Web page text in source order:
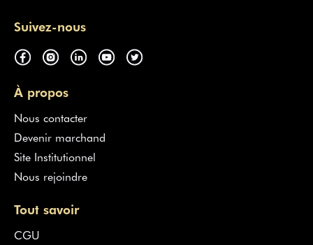
Suivez-nous
À propos
Nous contacter
Devenir marchand
Site Institutionnel
Nous rejoindre
Tout savoir
CGU